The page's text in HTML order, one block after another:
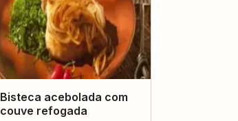
Bisteca acebolada com
couve refogada